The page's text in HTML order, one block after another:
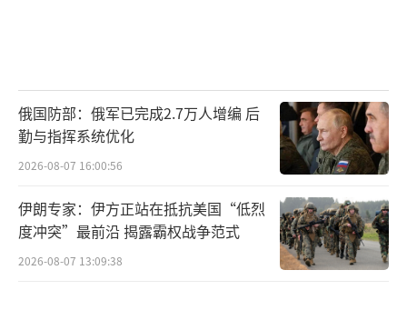
俄国防部：俄军已完成2.7万人增编 后
勤与指挥系统优化
2026-08-07 16:00:56
伊朗专家：伊方正站在抵抗美国“低烈
度冲突”最前沿 揭露霸权战争范式
2026-08-07 13:09:38